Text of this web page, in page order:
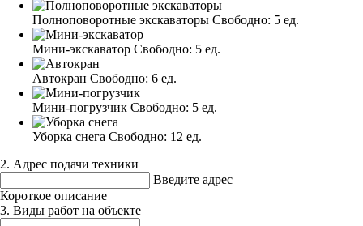
Полноповоротные экскаваторы Свободно: 5 ед.
Мини-экскаватор Свободно: 5 ед.
Автокран Свободно: 6 ед.
Мини-погрузчик Свободно: 5 ед.
Уборка снега Свободно: 12 ед.
2. Адрес подачи техники
Введите адрес
Короткое описание
3. Виды работ на объекте